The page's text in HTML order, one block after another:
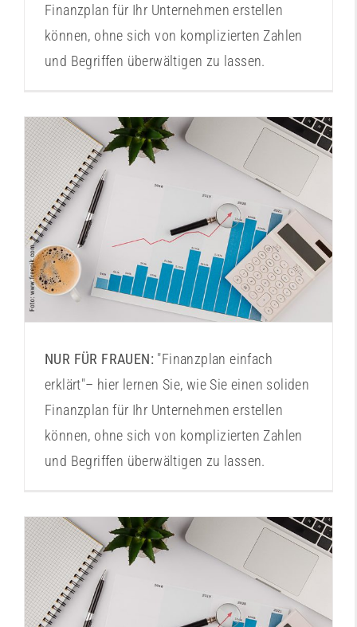
Finanzplan für Ihr Unternehmen erstellen
können, ohne sich von komplizierten Zahlen
und Begriffen überwältigen zu lassen.
Finanzplanung leicht gemacht
NUR FÜR FRAUEN: "Finanzplan einfach
erklärt"– hier lernen Sie, wie Sie einen soliden
Finanzplan für Ihr Unternehmen erstellen
können, ohne sich von komplizierten Zahlen
und Begriffen überwältigen zu lassen.